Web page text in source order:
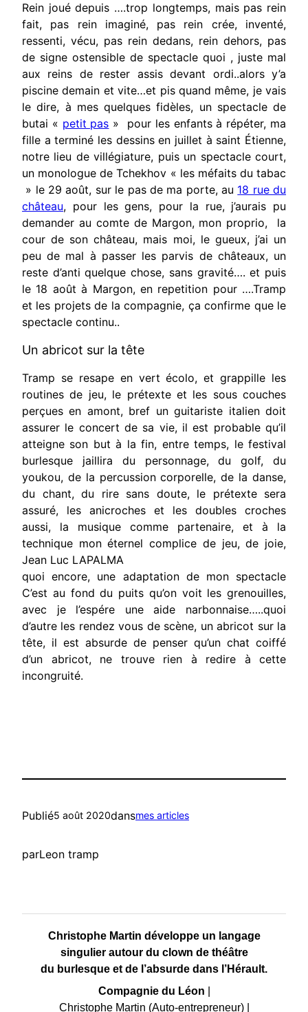
Rein joué depuis ….trop longtemps, mais pas rein
fait, pas rein imaginé, pas rein crée, inventé,
ressenti, vécu, pas rein dedans, rein dehors, pas
de signe ostensible de spectacle quoi , juste mal
aux reins de rester assis devant ordi..alors y’a
piscine demain et vite…et pis quand même, je vais
le dire, à mes quelques fidèles, un spectacle de
butai « petit pas » pour les enfants à répéter, ma
fille a terminé les dessins en juillet à saint Étienne,
notre lieu de villégiature, puis un spectacle court,
un monologue de Tchekhov « les méfaits du tabac
» le 29 août, sur le pas de ma porte, au 18 rue du
château, pour les gens, pour la rue, j’aurais pu
demander au comte de Margon, mon proprio, la
cour de son château, mais moi, le gueux, j’ai un
peu de mal à passer les parvis de châteaux, un
reste d’anti quelque chose, sans gravité…. et puis
le 18 août à Margon, en repetition pour ….Tramp
et les projets de la compagnie, ça confirme que le
spectacle continu..
Un abricot sur la tête
Tramp se resape en vert écolo, et grappille les
routines de jeu, le prétexte et les sous couches
perçues en amont, bref un guitariste italien doit
assurer le concert de sa vie, il est probable qu’il
atteigne son but à la fin, entre temps, le festival
burlesque jaillira du personnage, du golf, du
youkou, de la percussion corporelle, de la danse,
du chant, du rire sans doute, le prétexte sera
assuré, les anicroches et les doubles croches
aussi, la musique comme partenaire, et à la
technique mon éternel complice de jeu, de joie,
Jean Luc LAPALMA
quoi encore, une adaptation de mon spectacle
C’est au fond du puits qu’on voit les grenouilles,
avec je l’espére une aide narbonnaise…..quoi
d’autre les rendez vous de scène, un abricot sur la
tête, il est absurde de penser qu’un chat coiffé
d’un abricot, ne trouve rien à redire à cette
incongruité.
Publié5 août 2020dansmes articles
parLeon tramp
Christophe Martin développe un langage
singulier autour du clown de théâtre
du burlesque et de l’absurde dans l’Hérault.
Compagnie du Léon
Christophe Martin (Auto-entrepreneur)|